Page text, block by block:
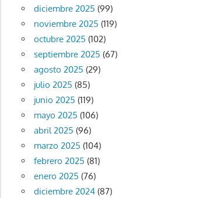
diciembre 2025 (99)
noviembre 2025 (119)
octubre 2025 (102)
septiembre 2025 (67)
agosto 2025 (29)
julio 2025 (85)
junio 2025 (119)
mayo 2025 (106)
abril 2025 (96)
marzo 2025 (104)
febrero 2025 (81)
enero 2025 (76)
diciembre 2024(87)